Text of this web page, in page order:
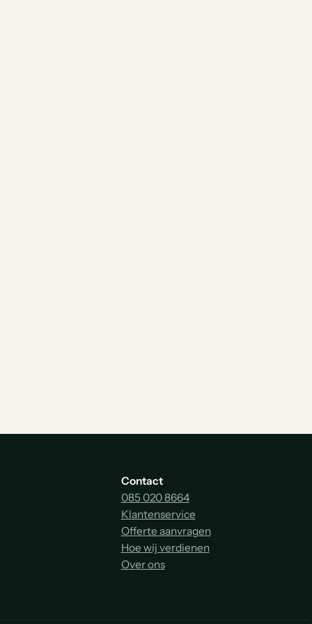
Contact
085 020 8664
Klantenservice
Offerte aanvragen
Hoe wij verdienen
Over ons